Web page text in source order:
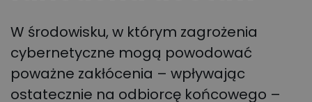
W środowisku, w którym zagrożenia
cybernetyczne mogą powodować
poważne zakłócenia – wpływając
ostatecznie na odbiorcę końcowego –